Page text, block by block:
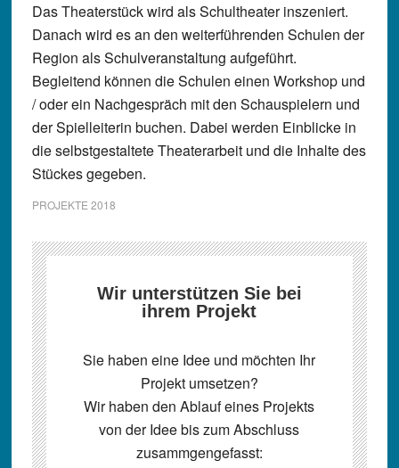
Das Theaterstück wird als Schultheater inszeniert.
Danach wird es an den weiterführenden Schulen der
Region als Schulveranstaltung aufgeführt.
Begleitend können die Schulen einen Workshop und
/ oder ein Nachgespräch mit den Schauspielern und
der Spielleiterin buchen. Dabei werden Einblicke in
die selbstgestaltete Theaterarbeit und die Inhalte des
Stückes gegeben.
PROJEKTE 2018
Wir unterstützen Sie bei
ihrem Projekt
Sie haben eine Idee und möchten Ihr
Projekt umsetzen?
Wir haben den Ablauf eines Projekts
von der Idee bis zum Abschluss
zusammgengefasst: